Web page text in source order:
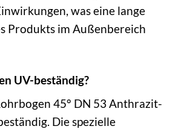
was eine lange
Produkts im Außenbereich
UV-beständig?
45° DN 53 Anthrazit-
Die spezielle